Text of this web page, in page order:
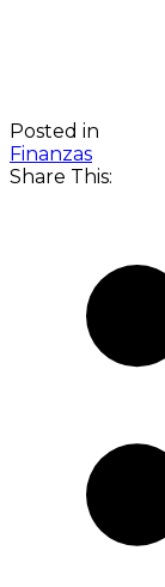
Posted in
Finanzas
Share This: